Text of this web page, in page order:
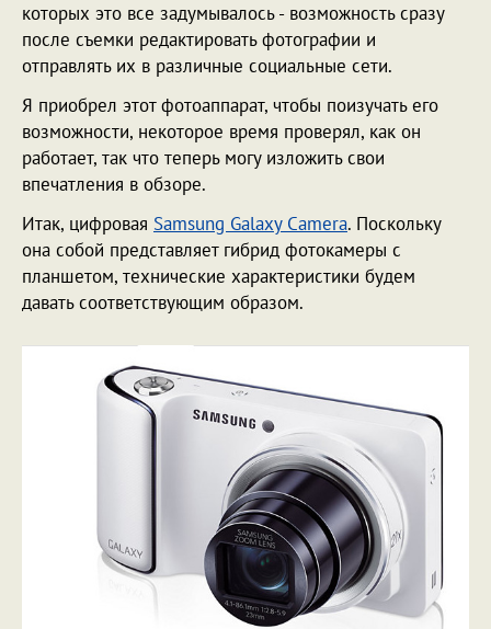
которых это все задумывалось - возможность сразу
после съемки редактировать фотографии и
отправлять их в различные социальные сети.
Я приобрел этот фотоаппарат, чтобы поизучать его
возможности, некоторое время проверял, как он
работает, так что теперь могу изложить свои
впечатления в обзоре.
Итак, цифровая Samsung Galaxy Camera. Поскольку
она собой представляет гибрид фотокамеры с
планшетом, технические характеристики будем
давать соответствующим образом.